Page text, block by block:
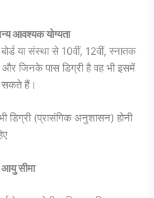
आवश्यक योग्यता
बोर्ड या संस्था से 10वीं, 12वीं, स्नातक
और जिनके पास डिग्री है वह भी इसमें
सकते हैं।
डिग्री (प्रासंगिक अनुशासन) होनी
आयु सीमा